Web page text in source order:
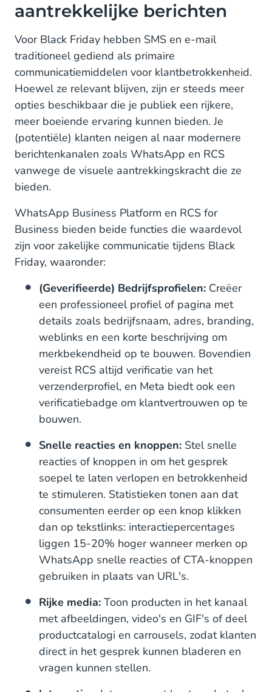
aantrekkelijke berichten
Voor Black Friday hebben SMS en e-mail
traditioneel gediend als primaire
communicatiemiddelen voor klantbetrokkenheid.
Hoewel ze relevant blijven, zijn er steeds meer
opties beschikbaar die je publiek een rijkere,
meer boeiende ervaring kunnen bieden. Je
(potentiële) klanten neigen al naar modernere
berichtenkanalen zoals WhatsApp en RCS
vanwege de visuele aantrekkingskracht die ze
bieden.
WhatsApp Business Platform en RCS for
Business bieden beide functies die waardevol
zijn voor zakelijke communicatie tijdens Black
Friday, waaronder:
(Geverifieerde) Bedrijfsprofielen: Creëer
een professioneel profiel of pagina met
details zoals bedrijfsnaam, adres, branding,
weblinks en een korte beschrijving om
merkbekendheid op te bouwen. Bovendien
vereist RCS altijd verificatie van het
verzenderprofiel, en Meta biedt ook een
verificatiebadge om klantvertrouwen op te
bouwen.
Snelle reacties en knoppen: Stel snelle
reacties of knoppen in om het gesprek
soepel te laten verlopen en betrokkenheid
te stimuleren. Statistieken tonen aan dat
consumenten eerder op een knop klikken
dan op tekstlinks: interactiepercentages
liggen 15-20% hoger wanneer merken op
WhatsApp snelle reacties of CTA-knoppen
gebruiken in plaats van URL's.
Rijke media: Toon producten in het kanaal
met afbeeldingen, video's en GIF's of deel
productcatalogi en carrousels, zodat klanten
direct in het gesprek kunnen bladeren en
vragen kunnen stellen.